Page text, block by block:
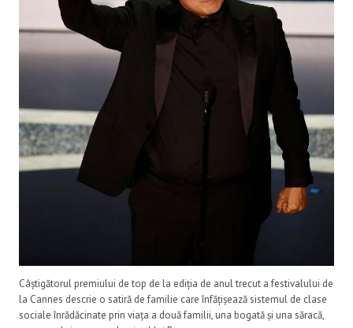
Câștigătorul premiului de top de la ediția de anul trecut a festivalului de
la Cannes descrie o satiră de familie care înfățișează sistemul de clase
sociale înrădăcinate prin viața a două familii, una bogată și una săracă,